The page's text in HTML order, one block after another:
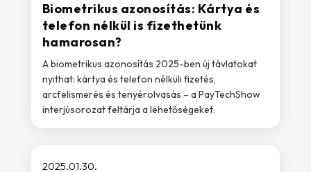
Biometrikus azonosítás: Kártya és
telefon nélkül is fizethetünk
hamarosan?
A biometrikus azonosítás 2025-ben új távlatokat
nyithat: kártya és telefon nélküli fizetés,
arcfelismerés és tenyérolvasás – a PayTechShow
interjúsorozat feltárja a lehetőségeket.
2025.01.30.